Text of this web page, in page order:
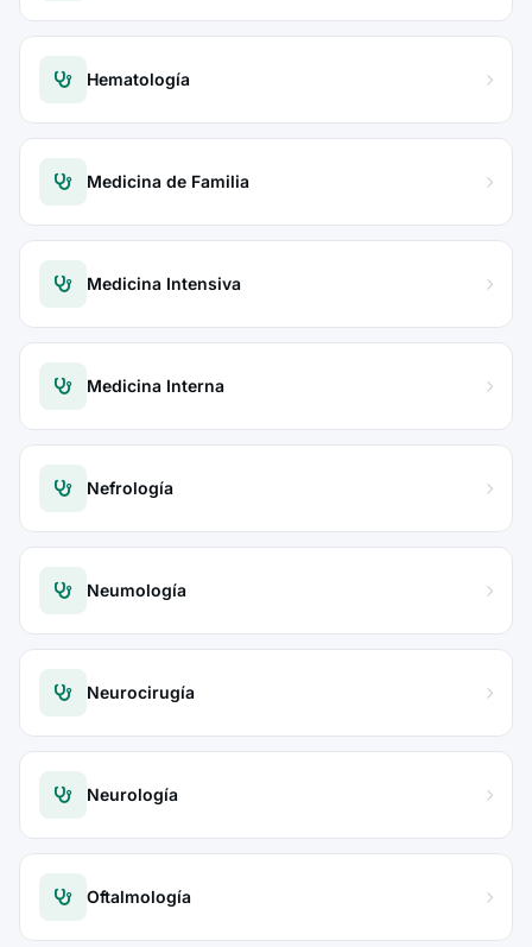
Hematología
Medicina de Familia
Medicina Intensiva
Medicina Interna
Nefrología
Neumología
Neurocirugía
Neurología
Oftalmología